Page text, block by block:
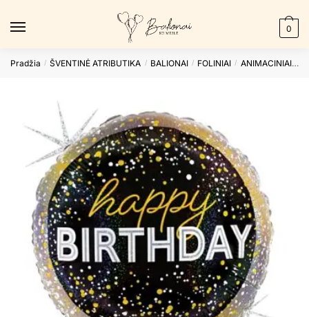
0
Pradžia / ŠVENTINĖ ATRIBUTIKA / BALIONAI / FOLINIAI / ANIMACINIAI